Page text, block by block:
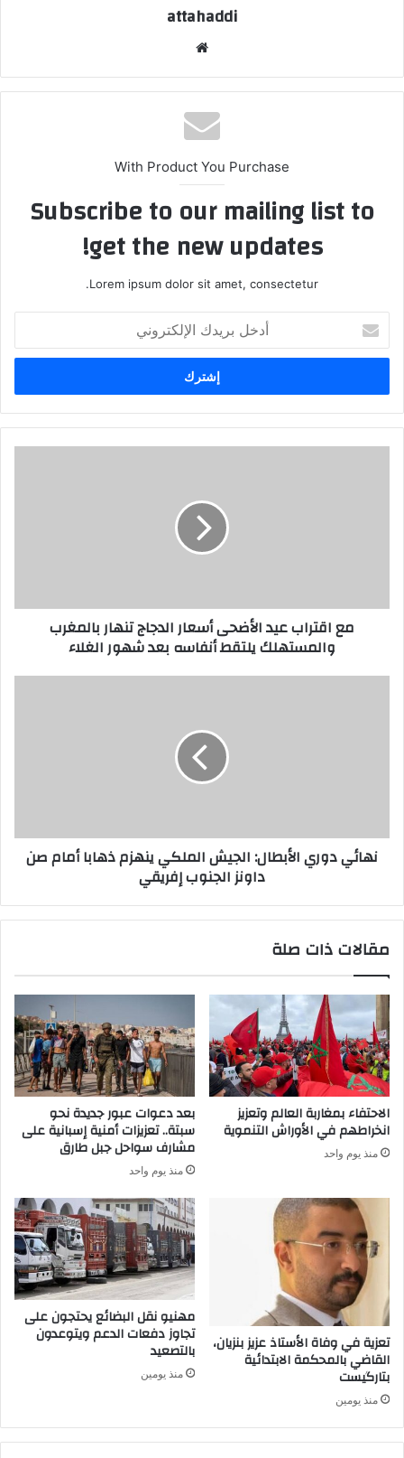
attahaddi
الوي
ب
With Product You Purchase
Subscribe to our mailing list to
get the new updates!
Lorem ipsum dolor sit amet, consectetur.
خ
ب
ر
مع اقتراب عيد الأضحى أسعار الدجاج تنهار بالمغرب
والمستهلك يلتقط أنفاسه بعد شهور الغلاء
نهائي دوري الأبطال: الجيش الملكي ينهزم ذهابا أمام صن
داونز الجنوب إفريقي
مقالات ذات صلة
الاحتفاء بمغاربة العالم وتعزيز
انخراطهم في الأوراش التنموية
منذ يوم واحد
بعد دعوات عبور جديدة نحو
سبتة.. تعزيزات أمنية إسبانية على
مشارف سواحل جبل طارق
منذ يوم واحد
تعزية في وفاة الأستاذ عزيز بنزيان،
القاضي بالمحكمة الابتدائية
بتارگيست
منذ يومين
مهنيو نقل البضائع يحتجون على
تجاوز دفعات الدعم ويتوعدون
بالتصعيد
منذ يومين